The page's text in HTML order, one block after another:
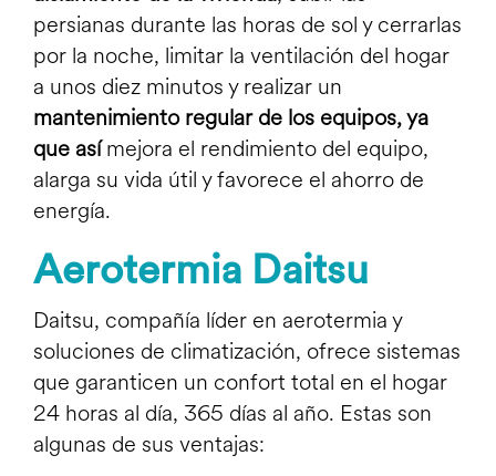
persianas durante las horas de sol y cerrarlas
por la noche, limitar la ventilación del hogar
a unos diez minutos y realizar un
mantenimiento regular de los equipos, ya
que asímejora el rendimiento del equipo,
alarga su vida útil y favorece el ahorro de
energía.
Aerotermia Daitsu
Daitsu, compañía líder en aerotermia y
soluciones de climatización, ofrece sistemas
que garanticen un confort total en el hogar
24 horas al día, 365 días al año. Estas son
algunas de sus ventajas: